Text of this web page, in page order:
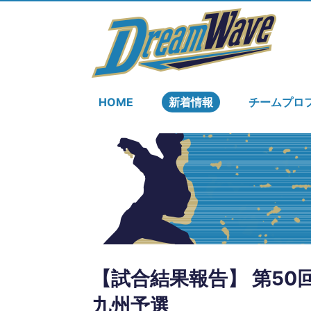
HOME 新着情報 チームプロ
【試合結果報告】 第
九州予選